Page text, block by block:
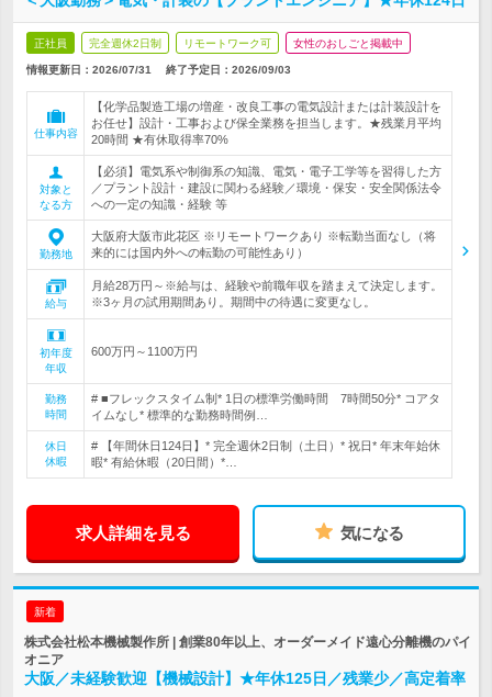
正社員 完全週休2日制 リモートワーク可 女性のおしごと掲載中
情報更新日：2026/07/31 終了予定日： 2026/09/03
仕事内容
【化学品製造工場の増産・改良工事の電気設計または計装設計を
お任せ】設計・工事および保全業務を担当します。★残業月平均
20時間 ★有休取得率70%
対象と
なる方
【必須】電気系や制御系の知識、電気・電子工学等を習得した方
／プラント設計・建設に関わる経験／環境・保安・安全関係法令
への一定の知識・経験 等
勤務地
大阪府大阪市此花区 ※リモートワークあり ※転勤当面なし（将
来的には国内外への転勤の可能性あり）
給与
月給28万円～※給与は、経験や前職年収を踏まえて決定します。
※3ヶ月の試用期間あり。期間中の待遇に変更なし。
初年度
年収
600万円～1100万円
勤務
時間
# ■フレックスタイム制* 1日の標準労働時間 7時間50分* コアタ
イムなし* 標準的な勤務時間例…
休日
休暇
# 【年間休日124日】* 完全週休2日制（土日）* 祝日* 年末年始休
暇* 有給休暇（20日間）*…
求人詳細を見る 気になる
新着
株式会社松本機械製作所 | 創業80年以上、オーダーメイド遠心分離機のパイ
オニア
大阪／未経験歓迎【機械設計】★年休125日／残業少／高定着率